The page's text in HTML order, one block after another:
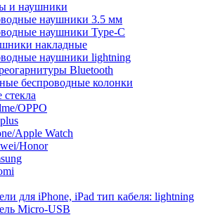
и наушники
наушники 3.5 мм
наушники Type-C
накладные
наушники lightning
Bluetooth
беспроводные колонки
OPPO
Apple Watch
Honor
для iPhone, iPad тип кабеля: lightning
Micro-USB